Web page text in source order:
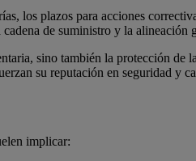
los plazos para acciones
de suministro y la alineación
sino también la protección
su reputación en seguridad y
implicar: